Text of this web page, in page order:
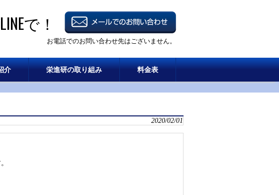
で！
お電話でのお問い合わせ先はございません。
介 栄進研の取り組み 料金表
2020/02/01